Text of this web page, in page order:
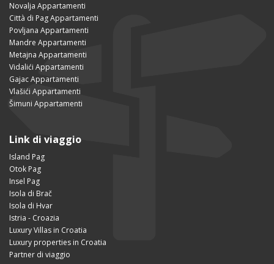
Novalja Appartamenti
Città di Pag Appartamenti
Povljana Appartamenti
Mandre Appartamenti
Metajna Appartamenti
Vidalići Appartamenti
Gajac Appartamenti
Vlašići Appartamenti
Šimuni Appartamenti
Link di viaggio
Island Pag
Otok Pag
Insel Pag
Isola di Brač
Isola di Hvar
Istria - Croazia
Luxury Villas in Croatia
Luxury properties in Croatia
Partner di viaggio